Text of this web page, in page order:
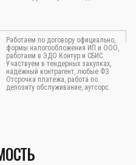
Работаем по договору официально,
формы налогообложения ИП и ООО,
работаем в ЭДО Контур и СБИС.
Участвуем в тендерных закупках,
надёжный контрагент, любые ФЗ.
Отсрочка платежа, работа по
депозиту обслуживание, аутсорс.